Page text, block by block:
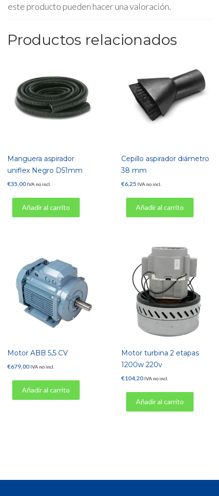
este producto pueden hacer una valoración.
Productos relacionados
Manguera aspirador
uniflex Negro D51mm
€35,00 IVA no incl.
Añadir al carrito
Cepillo aspirador diámetro
38 mm
€6,25 IVA no incl.
Añadir al carrito
Motor ABB 5,5 CV
€679,00 IVA no incl.
Añadir al carrito
Motor turbina 2 etapas
1200w 220v
€104,20 IVA no incl.
Añadir al carrito